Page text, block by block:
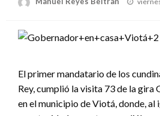
El primer mandatario de los
Rey, cumplió la visita 73 de la gira
en el municipio de Viotá, donde, al